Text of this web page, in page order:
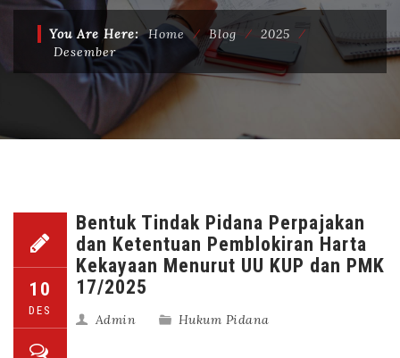
You Are Here: Home⁄Blog⁄ 2025 ⁄
Desember
10
DES
Bentuk Tindak Pidana Perpajakan
dan Ketentuan Pemblokiran Harta
Kekayaan Menurut UU KUP dan PMK
17/2025
Admin Hukum Pidana